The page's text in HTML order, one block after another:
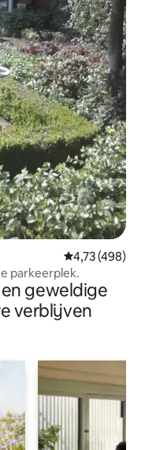
Gemiddelde
4,73 (498)
parkeerplek.
geweldige
verblijven